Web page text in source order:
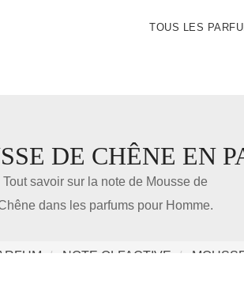
TOUS LES
DE CHÊNE EN
Tout savoir sur la note de Mousse de
dans les parfums pour Homme.
NOTE OLFACTIVE
IDÉE CADEAU DE NOËL
Amazon